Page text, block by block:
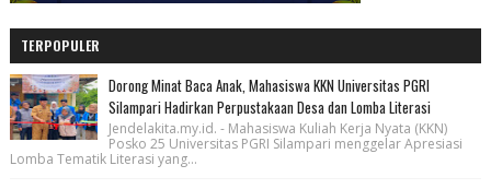
TERPOPULER
Dorong Minat Baca Anak, Mahasiswa KKN Universitas PGRI
Silampari Hadirkan Perpustakaan Desa dan Lomba Literasi
Jendelakita.my.id. - Mahasiswa Kuliah Kerja Nyata (KKN)
Posko 25 Universitas PGRI Silampari menggelar Apresiasi
Lomba Tematik Literasi yang...